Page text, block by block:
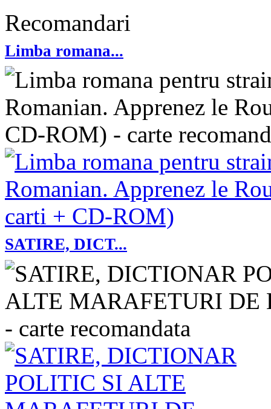
Recomandari
Limba romana...
SATIRE, DICT...